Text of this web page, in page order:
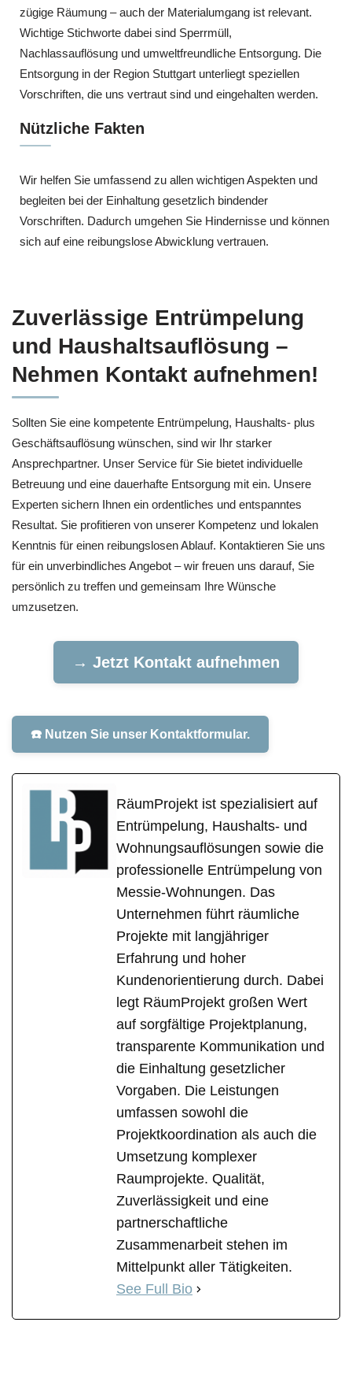
zügige Räumung – auch der Materialumgang ist relevant.
Wichtige Stichworte dabei sind Sperrmüll,
Nachlassauflösung und umweltfreundliche Entsorgung. Die
Entsorgung in der Region Stuttgart unterliegt speziellen
Vorschriften, die uns vertraut sind und eingehalten werden.
Nützliche Fakten
Wir helfen Sie umfassend zu allen wichtigen Aspekten und
begleiten bei der Einhaltung gesetzlich bindender
Vorschriften. Dadurch umgehen Sie Hindernisse und können
sich auf eine reibungslose Abwicklung vertrauen.
Zuverlässige Entrümpelung
und Haushaltsauflösung –
Nehmen Kontakt aufnehmen!
Sollten Sie eine kompetente Entrümpelung, Haushalts- plus
Geschäftsauflösung wünschen, sind wir Ihr starker
Ansprechpartner. Unser Service für Sie bietet individuelle
Betreuung und eine dauerhafte Entsorgung mit ein. Unsere
Experten sichern Ihnen ein ordentliches und entspanntes
Resultat. Sie profitieren von unserer Kompetenz und lokalen
Kenntnis für einen reibungslosen Ablauf. Kontaktieren Sie uns
für ein unverbindliches Angebot – wir freuen uns darauf, Sie
persönlich zu treffen und gemeinsam Ihre Wünsche
umzusetzen.
→ Jetzt Kontakt aufnehmen
☎️ Nutzen Sie unser Kontaktformular.
RäumProjekt ist spezialisiert auf
Entrümpelung, Haushalts- und
Wohnungsauflösungen sowie die
professionelle Entrümpelung von
Messie-Wohnungen. Das
Unternehmen führt räumliche
Projekte mit langjähriger
Erfahrung und hoher
Kundenorientierung durch. Dabei
legt RäumProjekt großen Wert
auf sorgfältige Projektplanung,
transparente Kommunikation und
die Einhaltung gesetzlicher
Vorgaben. Die Leistungen
umfassen sowohl die
Projektkoordination als auch die
Umsetzung komplexer
Raumprojekte. Qualität,
Zuverlässigkeit und eine
partnerschaftliche
Zusammenarbeit stehen im
Mittelpunkt aller Tätigkeiten.
See Full Bio